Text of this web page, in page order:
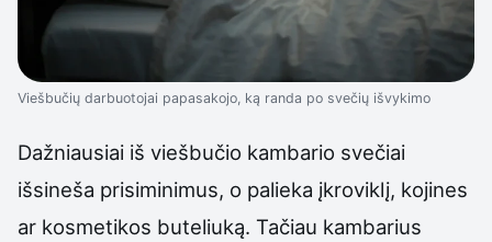
Viešbučių darbuotojai papasakojo, ką randa po svečių išvykimo
Dažniausiai iš viešbučio kambario svečiai
išsineša prisiminimus, o palieka įkroviklį, kojines
ar kosmetikos buteliuką. Tačiau kambarius